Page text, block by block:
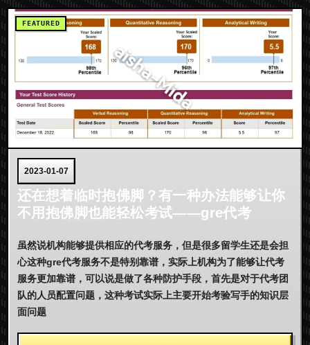
2023-01-07
还在想着临时抱佛脚？有一种办法能够让你
不用抱佛脚也能轻松考试——gre代考
虽然说机构能够提供相应的代考服务，但是很多留学生还是会担
心这种gre代考服务不是特别靠谱，实际上机构为了能够让代考
服务更加靠谱，可以说是做了各种防护手段，首先是对于代考团
队的人员配置问题，这种考试实际上主要开始考验写手的知识层
面问题